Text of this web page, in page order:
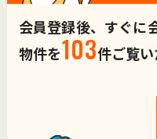
会員登録後、すぐに
物件を103件ご覧い